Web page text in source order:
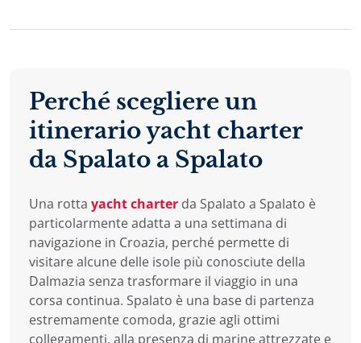
Perché scegliere un
itinerario yacht charter
da Spalato a Spalato
Una rotta yacht charter da Spalato a Spalato è
particolarmente adatta a una settimana di
navigazione in Croazia, perché permette di
visitare alcune delle isole più conosciute della
Dalmazia senza trasformare il viaggio in una
corsa continua. Spalato è una base di partenza
estremamente comoda, grazie agli ottimi
collegamenti, alla presenza di marine attrezzate e